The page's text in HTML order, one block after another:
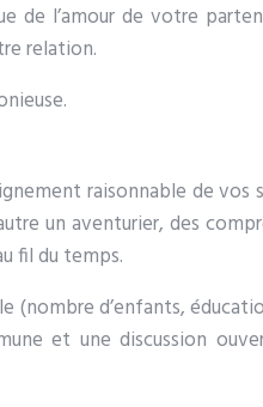
l’amour de votre
relation.
raisonnable de
un aventurier, des
fil du temps.
d’enfants,
et une discussion